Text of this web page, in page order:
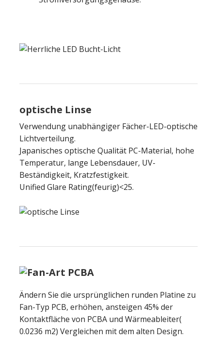
optische Linse
Verwendung unabhängiger Fächer-LED-optische
Lichtverteilung.
Japanisches optische Qualität PC-Material, hohe
Temperatur, lange Lebensdauer, UV-
Beständigkeit, Kratzfestigkeit.
Unified Glare Rating(feurig)<25.
Ändern Sie die ursprünglichen runden Platine zu
Fan-Typ PCB, erhöhen, ansteigen 45% der
Kontaktfläche von PCBA und Wärmeableiter(
0.0236 m2) Vergleichen mit dem alten Design.